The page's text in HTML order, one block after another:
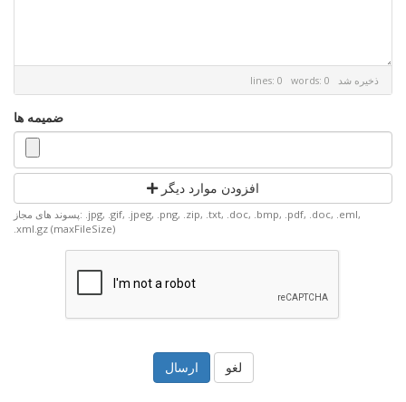
lines: 0 words: 0 ذخیره شد
ضمیمه ها
افزودن موارد دیگر
پسوند های مجاز: .jpg, .gif, .jpeg, .png, .zip, .txt, .doc, .bmp, .pdf, .doc, .eml,
.xml.gz (maxFileSize)
لغو